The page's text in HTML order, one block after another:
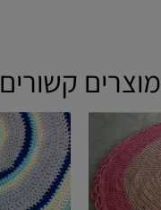
מוצרים קשורים
טווח
מחירים:
עד
זה
יש
מספר
סוגים.